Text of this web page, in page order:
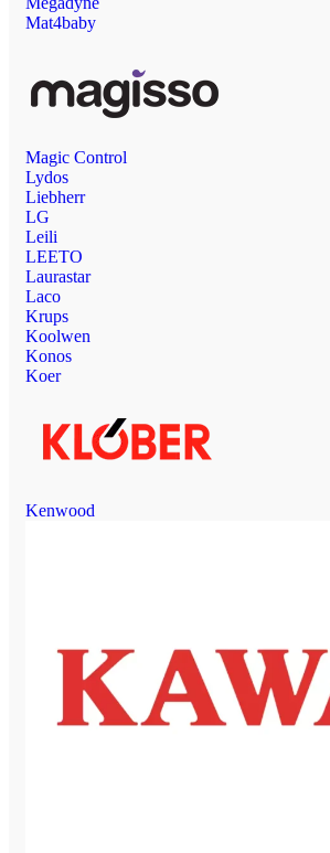
Mat4baby
Magic Control
Lydos
Liebherr
LG
Leili
LEETO
Laurastar
Laco
Krups
Koolwen
Konos
Koer
Kenwood